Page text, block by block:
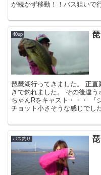
が続かず移動！！バス狙いで
40up
琵琶湖行ってきました。 正
きで釣れました。 その後違
ちゃんRをキャスト・・・ 『
チョット小さそうな感じでし
バス釣り